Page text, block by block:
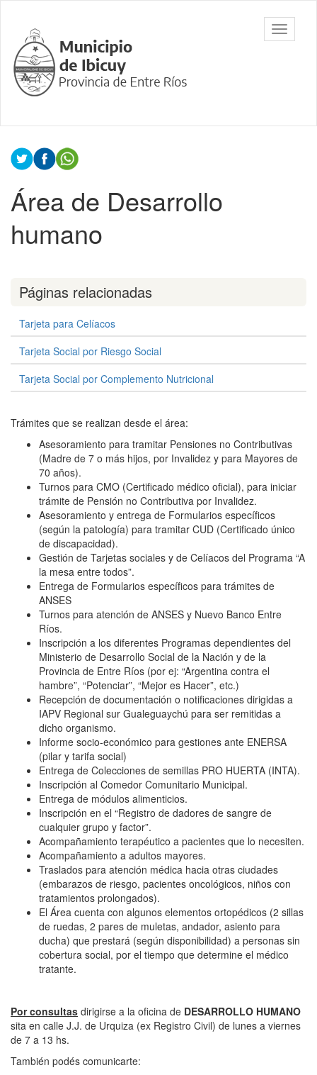
contenido
principal
Municipalidad
de Ibicuy,
Prov. de
Entre Ríos
barra
Contenido
principal
Área de Desarrollo
humano
Páginas relacionadas
Tarjeta para Celíacos
Tarjeta Social por Riesgo Social
Tarjeta Social por Complemento Nutricional
Trámites que se realizan desde el área:
Asesoramiento para tramitar Pensiones no Contributivas
(Madre de 7 o más hijos, por Invalidez y para Mayores de
70 años).
Turnos para CMO (Certificado médico oficial), para iniciar
trámite de Pensión no Contributiva por Invalidez.
Asesoramiento y entrega de Formularios específicos
(según la patología) para tramitar CUD (Certificado único
de discapacidad).
Gestión de Tarjetas sociales y de Celíacos del Programa “A
la mesa entre todos”.
Entrega de Formularios específicos para trámites de
ANSES
Turnos para atención de ANSES y Nuevo Banco Entre
Ríos.
Inscripción a los diferentes Programas dependientes del
Ministerio de Desarrollo Social de la Nación y de la
Provincia de Entre Ríos (por ej: “Argentina contra el
hambre”, “Potenciar”, “Mejor es Hacer”, etc.)
Recepción de documentación o notificaciones dirigidas a
IAPV Regional sur Gualeguaychú para ser remitidas a
dicho organismo.
Informe socio-económico para gestiones ante ENERSA
(pilar y tarifa social)
Entrega de Colecciones de semillas PRO HUERTA (INTA).
Inscripción al Comedor Comunitario Municipal.
Entrega de módulos alimenticios.
Inscripción en el “Registro de dadores de sangre de
cualquier grupo y factor”.
Acompañamiento terapéutico a pacientes que lo necesiten.
Acompañamiento a adultos mayores.
Traslados para atención médica hacia otras ciudades
(embarazos de riesgo, pacientes oncológicos, niños con
tratamientos prolongados).
El Área cuenta con algunos elementos ortopédicos (2 sillas
de ruedas, 2 pares de muletas, andador, asiento para
ducha) que prestará (según disponibilidad) a personas sin
cobertura social, por el tiempo que determine el médico
tratante.
Por consultas dirigirse a la oficina de DESARROLLO HUMANO
sita en calle J.J. de Urquiza (ex Registro Civil) de lunes a viernes
de 7 a 13 hs.
También podés comunicarte: